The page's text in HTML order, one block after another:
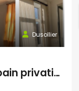
Dusollier
Chambre avec salle de bain privative et bureau séparé dans une colocation de 4 personnes